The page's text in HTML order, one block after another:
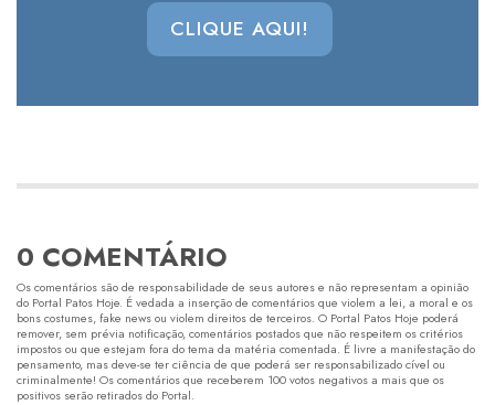
CLIQUE AQUI!
0 COMENTÁRIO
Os comentários são de responsabilidade de seus autores e não representam a opinião
do Portal Patos Hoje. É vedada a inserção de comentários que violem a lei, a moral e os
bons costumes, fake news ou violem direitos de terceiros. O Portal Patos Hoje poderá
remover, sem prévia notificação, comentários postados que não respeitem os critérios
impostos ou que estejam fora do tema da matéria comentada. É livre a manifestação do
pensamento, mas deve-se ter ciência de que poderá ser responsabilizado cível ou
criminalmente! Os comentários que receberem 100 votos negativos a mais que os
positivos serão retirados do Portal.